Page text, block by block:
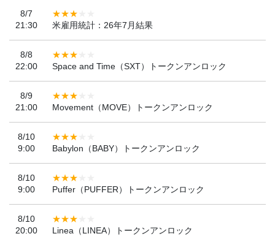
8/7
21:30
米雇用統計：26年7月結果
8/8
22:00
Space and Time（SXT）トークンアンロック
8/9
21:00
Movement（MOVE）トークンアンロック
8/10
9:00
Babylon（BABY）トークンアンロック
8/10
9:00
Puffer（PUFFER）トークンアンロック
8/10
20:00
Linea（LINEA）トークンアンロック